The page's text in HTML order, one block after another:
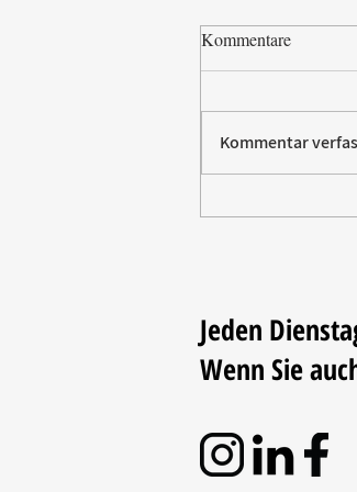
Paw Patrol
Kommentare
Kommentar
Jeden
Wenn Sie